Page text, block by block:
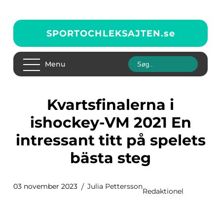
SPORTOCHLEKSAJTEN.se
Menu
Kvartsfinalerna i
ishockey-VM 2021 En
intressant titt på spelets
bästa steg
03 november 2023 Julia Pettersson
Redaktionel